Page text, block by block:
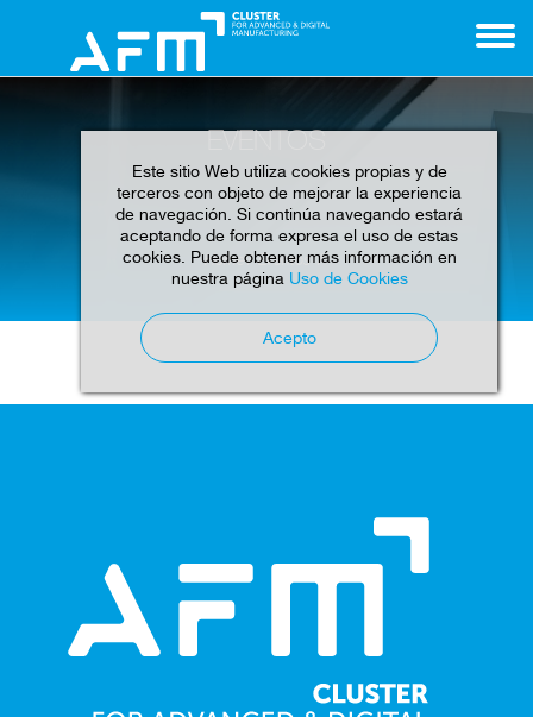
Este sitio Web utiliza cookies propias y de
terceros con objeto de mejorar la experiencia
de navegación. Si continúa navegando estará
aceptando de forma expresa el uso de estas
cookies. Puede obtener más información en
nuestra página Uso de Cookies
Acepto
EVENTOS
Home Eventos